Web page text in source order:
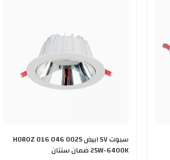
سبوت SV ابيض HOROZ 016 046 0025
25W-6400K ضمان سنتان